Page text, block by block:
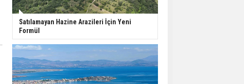
ABD'de İnşaat
Harcamaları Geriledi
Tercih Döneminde
Barınma Telaşı Başladı
Satılamayan Hazine Arazileri İçin Yeni
Formül